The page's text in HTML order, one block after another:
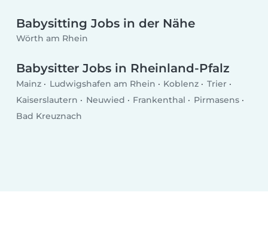
Babysitting Jobs in der Nähe
Wörth am Rhein
Babysitter Jobs in Rheinland-Pfalz
Mainz Ludwigshafen am Rhein Koblenz
Trier
Kaiserslautern
Neuwied Frankenthal
Pirmasens
Bad Kreuznach